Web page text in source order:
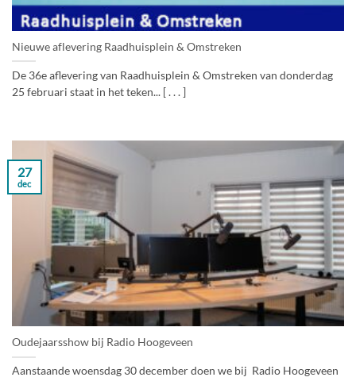
Nieuwe aflevering Raadhuisplein & Omstreken
De 36e aflevering van Raadhuisplein & Omstreken van donderdag
25 februari staat in het teken... [ . . . ]
Oudejaarsshow bij Radio Hoogeveen
Aanstaande woensdag 30 december doen we bij Radio Hoogeveen
27
dec